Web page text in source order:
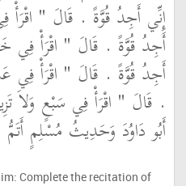
إِنِّي أَجِدُ قُوَّةً ‏.‏ قَالَ ‏"‏
أَجِدُ قُوَّةً ‏.‏ قَالَ ‏"‏ اقْرَأْ
أَجِدُ قُوَّةً ‏.‏ قَالَ ‏"‏ اقْرَأْ
‏.‏ قَالَ ‏"‏ اقْرَأْ فِي سَبْعٍ
أَبُو دَاوُدَ وَحَدِيثُ مُسْلِمٍ